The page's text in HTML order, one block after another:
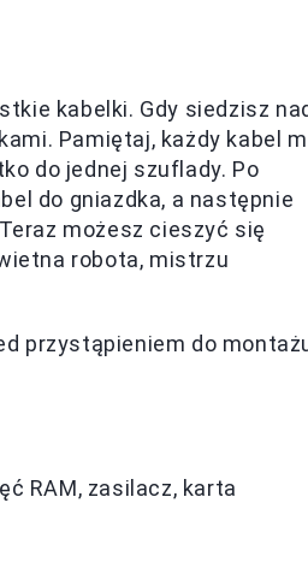
kabelki. Gdy siedzisz
Pamiętaj, każdy kabel
do jednej szuflady. Po
do gniazdka, a następnie
możesz cieszyć się
robota, mistrzu
przystąpieniem do
RAM, zasilacz, karta